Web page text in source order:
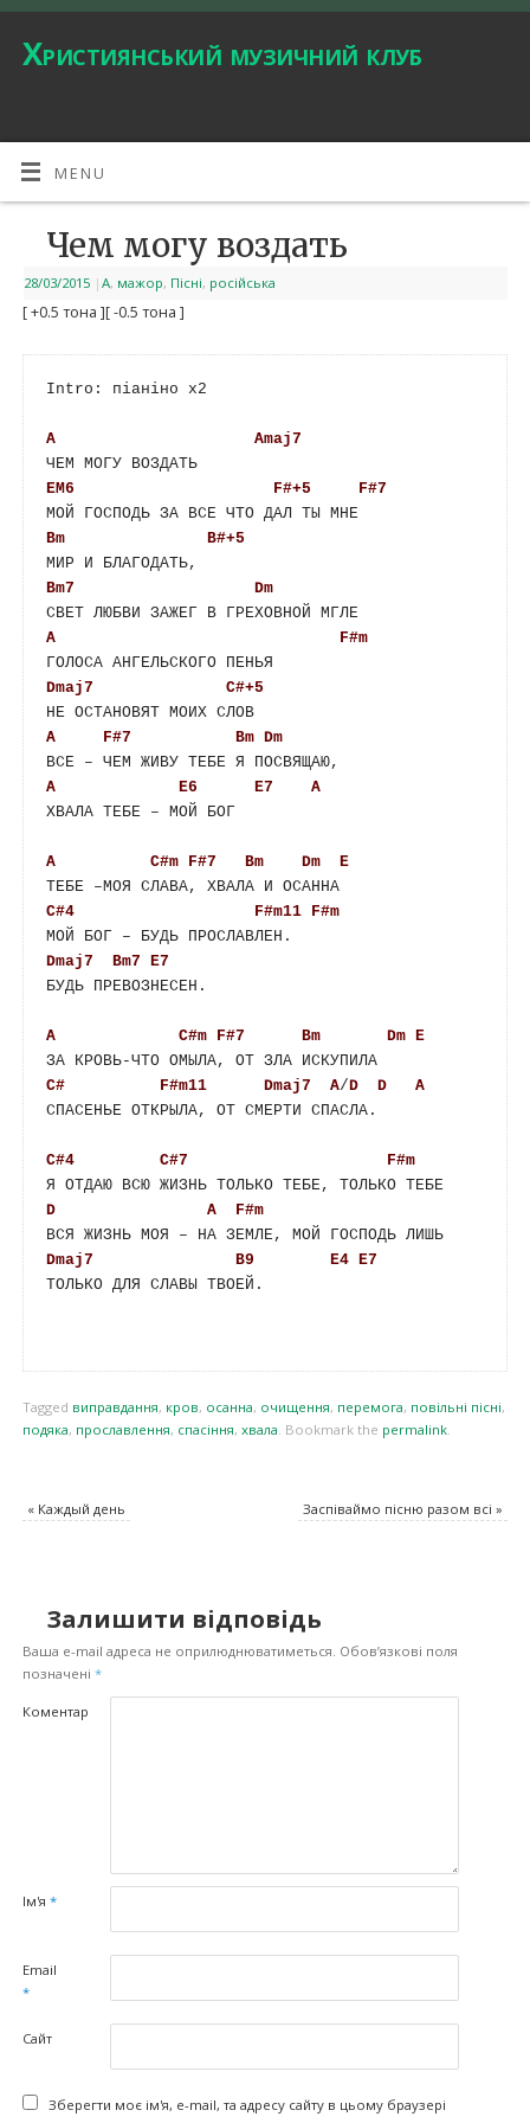
Християнський музичний клуб
MENU
Чем могу воздать
28/03/2015 | A, мажор, Пісні, російська
[ +0.5 тона ][ -0.5 тона ]
Intro: піаніно х2
A
Amaj7
ЧЕМ МОГУ ВОЗДАТЬ
EM6
F#+5
F#7
МОЙ ГОСПОДЬ ЗА ВСЕ ЧТО ДАЛ ТЫ МНЕ
Bm
B#+5
Bm7
Dm
СВЕТ ЛЮБВИ ЗАЖЕГ В ГРЕХОВНОЙ МГЛЕ
A
F#m
Dmaj7
C#+5
НЕ ОСТАНОВЯТ МОИХ СЛОВ
A
F#7 Bm Dm
A
E6 E7
A
ХВАЛА ТЕБЕ – МОЙ БОГ
A C#m F#7 Bm Dm
E
ТЕБЕ –МОЯ СЛАВА, ХВАЛА И ОСАННА
C#4
F#m11
F#m
Dmaj7
Bm7
E7
БУДЬ ПРЕВОЗНЕСЕН.
A C#m F#7 Bm Dm E
ЗА КРОВЬ-ЧТО ОМЫЛА, ОТ ЗЛА ИСКУПИЛА
C#
F#m11 Dmaj7 A/D D
A
СПАСЕНЬЕ ОТКРЫЛА, ОТ СМЕРТИ СПАСЛА.
C#4 C#7
F#m
Я ОТДАЮ ВСЮ ЖИЗНЬ ТОЛЬКО ТЕБЕ, ТОЛЬКО ТЕБЕ
D
A
F#m
ВСЯ ЖИЗНЬ МОЯ – НА ЗЕМЛЕ, МОЙ ГОСПОДЬ ЛИШЬ
Dmaj7
B9 E4 E7
ТОЛЬКО ДЛЯ СЛАВЫ ТВОЕЙ.
Tagged виправдання, кров, осанна, очищення, перемога, повільні пісні,
подяка, прославлення, спасіння, хвала. Bookmark the permalink.
«Каждый день Заспіваймо пісню разом всі»
Залишити відповідь
Ваша e-mail адреса не оприлюднюватиметься. Обов’язкові поля
позначені *
Коментар
Ім'я *
Email
*
Сайт
Зберегти моє ім'я, e-mail, та адресу сайту в цьому браузері